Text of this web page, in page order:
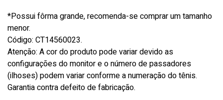
*Possui fôrma grande, recomenda-se comprar um tamanho
menor.
Código: CT14560023.
Atenção: A cor do produto pode variar devido as
configurações do monitor e o número de passadores
(ilhoses) podem variar conforme a numeração do tênis.
Garantia contra defeito de fabricação.